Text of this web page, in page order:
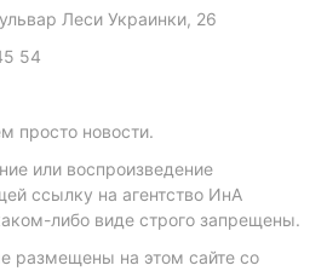
Леси Украинки, 26
54
просто новости.
или воспроизведение
ссылку на агентство ИнА
либо виде строго запрещены.
размещены на этом сайте со